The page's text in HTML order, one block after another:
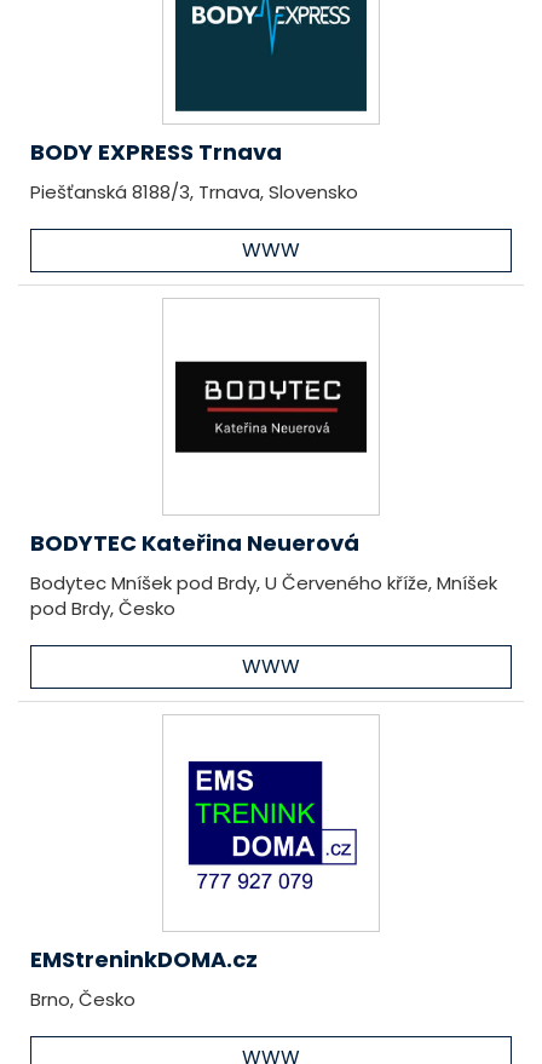
BODY EXPRESS Trnava
Piešťanská 8188/3, Trnava, Slovensko
WWW
BODYTEC Kateřina Neuerová
Bodytec Mníšek pod Brdy, U Červeného kříže, Mníšek
pod Brdy, Česko
WWW
EMStreninkDOMA.cz
Brno, Česko
WWW